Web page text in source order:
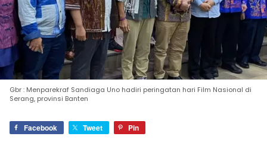
Gbr : Menparekraf Sandiaga Uno hadiri peringatan hari Film Nasional di
Serang, provinsi Banten
Facebook Tweet Pin